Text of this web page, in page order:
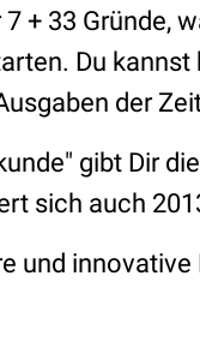
7 + 33 Gründe,
Du
der
gibt Dir
sich auch
und innovative